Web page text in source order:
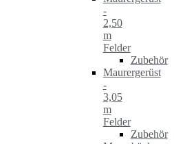
-
2,50
m
Felder
Zubehör
Maurergerüst
-
3,05
m
Felder
Zubehör